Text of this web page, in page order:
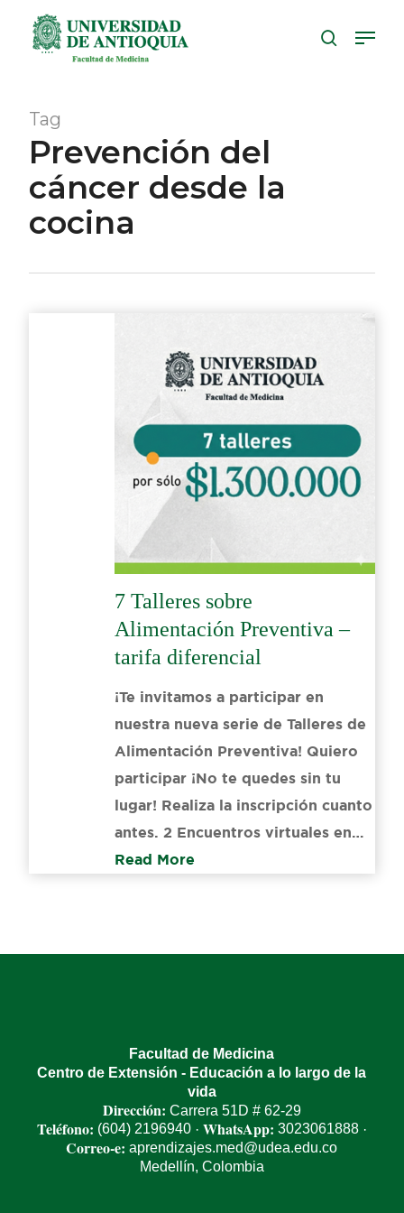
search
Menu
Tag
Prevención del
cáncer desde la
cocina
7 Talleres sobre
Alimentación Preventiva –
tarifa diferencial
¡Te invitamos a participar en
nuestra nueva serie de Talleres de
Alimentación Preventiva! Quiero
participar ¡No te quedes sin tu
lugar! Realiza la inscripción cuanto
antes. 2 Encuentros virtuales en…
Read More
Facultad de Medicina
Centro de Extensión - Educación a lo largo de la
vida
Dirección: Carrera 51D # 62-29
Teléfono: (604) 2196940· WhatsApp: 3023061888·
Correo-e: aprendizajes.med@udea.edu.co
Medellín, Colombia